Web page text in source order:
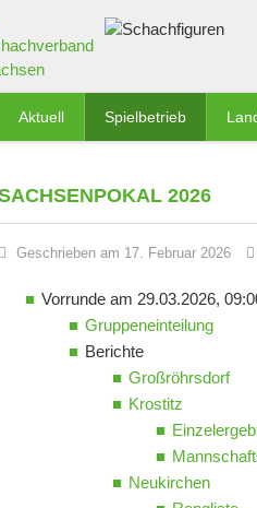
Aktuell Spielbetrieb
2026
Geschrieben am 17. Februar 2026
Vorrunde am 29.03.2026,
Gruppeneinteilung
Berichte
Großröhrsdorf
Krostitz
Neukirchen